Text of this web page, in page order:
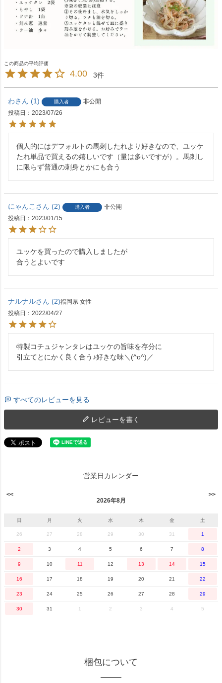
4.00 3
わ 1 購入者
非公開
投稿日
2023/07/26
個人的にはデフォルトの馬刺したれより好きなので、ユッケ
たれ単品で買えるの嬉しいです（量は多いですが）。馬刺し
に限らず普通の刺身とかにも合う
にゃんこ 2 購入者
非公開
投稿日
2023/01/15
ユッケを買ったので購入しましたが
合うとよいです
ナルナル 2 福岡県 女性
投稿日
2022/04/27
特製コチュジャンタレはユッケの旨味を存分に
すべてのレビューを見る
レビューを書く
営業日カレンダー
2026年8月
日 月 火 水 木 金 土
26 27 28 29 30 31 1
2 3 4 5 6 7 8
9 10 11 12 13 14 15
16 17 18 19 20 21 22
23 24 25 26 27 28 29
30 31 1 2 3 4 5
梱包について